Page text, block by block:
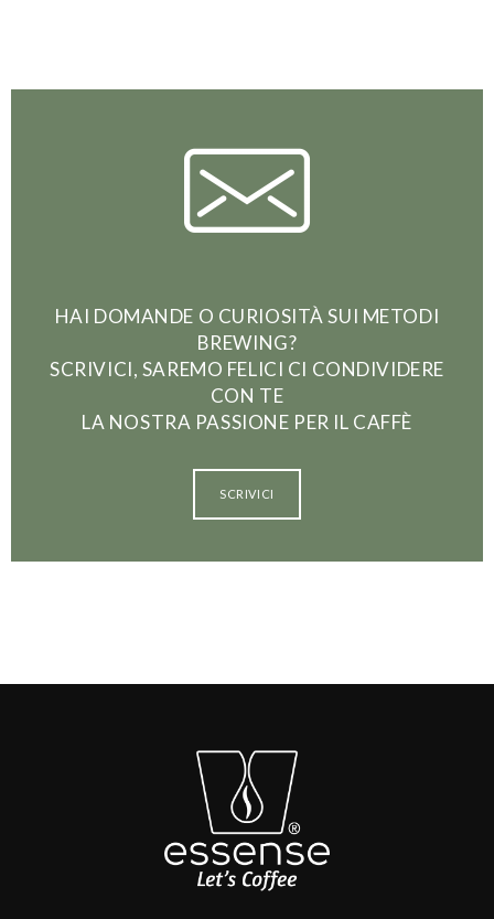
HAI DOMANDE O CURIOSITÀ SUI METODI
BREWING?
SCRIVICI, SAREMO FELICI CI CONDIVIDERE
CON TE
LA NOSTRA PASSIONE PER IL CAFFÈ
SCRIVICI